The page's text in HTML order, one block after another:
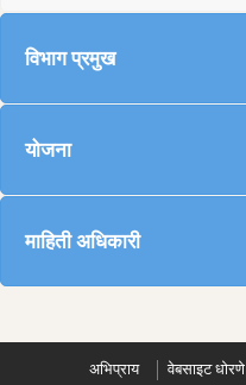
विभाग प्रमुख
योजना
माहिती अधिकारी
अभिप्राय वेबसाइट धोरणे